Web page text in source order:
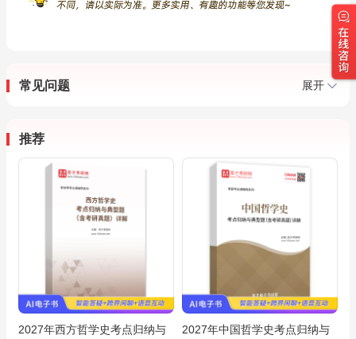
常见问题 展开
推荐
2027年西方哲学史考点归纳与
2027年中国哲学史考点归纳与